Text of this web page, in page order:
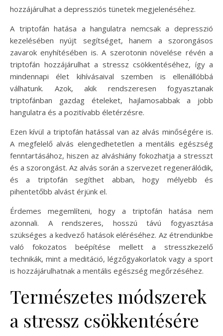
hozzájárulhat a depressziós tünetek megjelenéséhez.
A triptofán hatása a hangulatra nemcsak a depresszió
kezelésében nyújt segítséget, hanem a szorongásos
zavarok enyhítésében is. A szerotonin növelése révén a
triptofán hozzájárulhat a stressz csökkentéséhez, így a
mindennapi élet kihívásaival szemben is ellenállóbbá
válhatunk. Azok, akik rendszeresen fogyasztanak
triptofánban gazdag ételeket, hajlamosabbak a jobb
hangulatra és a pozitívabb életérzésre.
Ezen kívül a triptofán hatással van az alvás minőségére is.
A megfelelő alvás elengedhetetlen a mentális egészség
fenntartásához, hiszen az alváshiány fokozhatja a stresszt
és a szorongást. Az alvás során a szervezet regenerálódik,
és a triptofán segíthet abban, hogy mélyebb és
pihentetőbb alvást érjünk el.
Érdemes megemlíteni, hogy a triptofán hatása nem
azonnali. A rendszeres, hosszú távú fogyasztása
szükséges a kedvező hatások eléréséhez. Az étrendünkbe
való fokozatos beépítése mellett a stresszkezelő
technikák, mint a meditáció, légzőgyakorlatok vagy a sport
is hozzájárulhatnak a mentális egészség megőrzéséhez.
Természetes módszerek
a stressz csökkentésére